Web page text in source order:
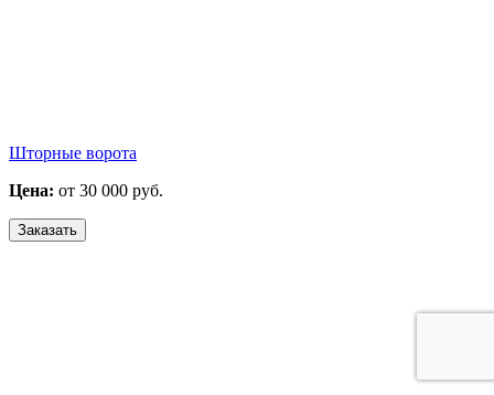
Шторные ворота
Цена: от 30 000 руб.
Заказать